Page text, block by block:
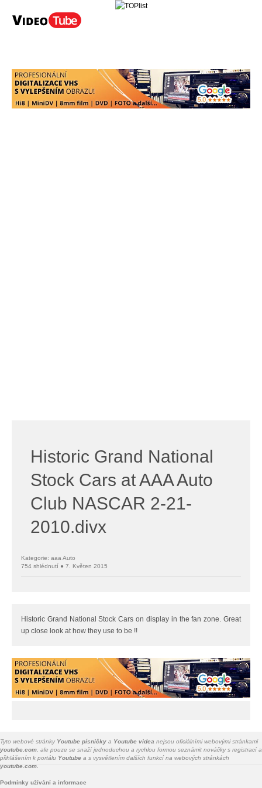
Historic Grand National
Stock Cars at AAA Auto
Club NASCAR 2-21-
2010.divx
Kategorie: aaa Auto
754 shlédnutí ● 7. Květen 2015
Historic Grand National Stock Cars on display in the fan zone. Great
up close look at how they use to be !!
Tyto webové stránky Youtube písničky a Youtube videa nejsou oficiálními webovými stránkami
youtube.com , ale pouze se snaží jednoduchou a rychlou formou seznámit nováčky s registrací a
přihlášením k portálu Youtube a s vysvětlením dalších funkcí na webových stránkách
youtube.com.
Podmínky užívání a informace